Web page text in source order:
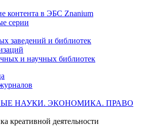
контента в ЭБС Znanium
серии
заведений и библиотек
и научных библиотек
НАУКИ. ЭКОНОМИКА. ПРАВО
креативной деятельности